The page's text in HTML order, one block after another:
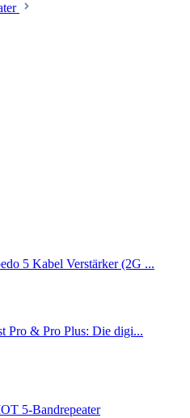
5 Kabel Verstärker (2G ...
Pro & Pro Plus: Die digi...
5-Bandrepeater